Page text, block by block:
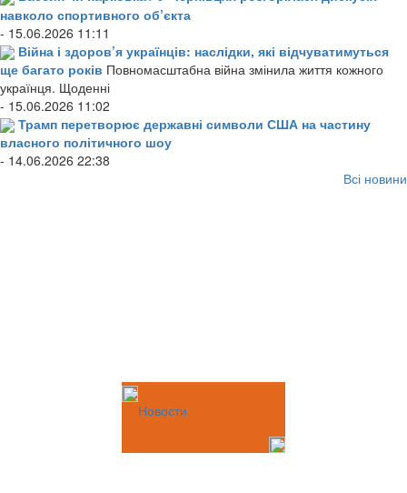
навколо спортивного об’єкта
- 15.06.2026 11:11
Війна і здоров’я українців: наслідки, які відчуватимуться
ще багато років Повномасштабна війна змінила життя кожного
українця. Щоденні
- 15.06.2026 11:02
Трамп перетворює державні символи США на частину
власного політичного шоу
- 14.06.2026 22:38
Всі новини
Новости